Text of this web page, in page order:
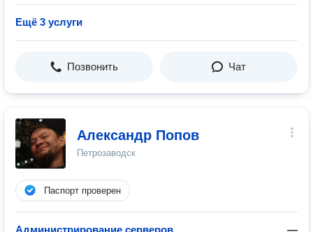
Ещё 3 услуги
Позвонить Чат
Александр Попов
Петрозаводск
Паспорт проверен
Администрирование серверов —